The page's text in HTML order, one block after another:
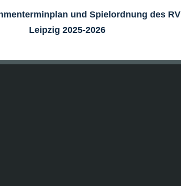
und Spielordnung des RV
Leipzig 2025-2026